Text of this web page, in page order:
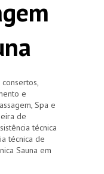
e
Spa e
de
técnica
técnica de
Sauna em